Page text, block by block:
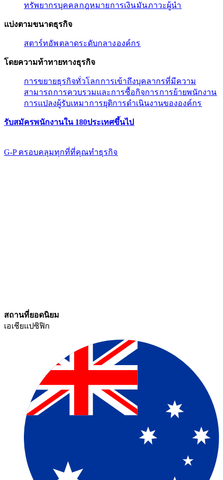
ทรัพยากรบุคคล​​กฎหมาย​​การเงิน​​มัน​​ภาวะผู้นํา​​
แบ่งตามขนาดธุรกิจ​​
สตาร์ทอัพ​​ตลาดระดับกลาง​​องค์กร​​
โดยความท้าทายทางธุรกิจ​​
การขยายธุรกิจทั่วโลก​​การเข้าถึงบุคลากรที่มีความ
สามารถ​​การควบรวมและการซื้อกิจการ​​การย้ายพนักงาน​​
การแปลงผู้รับเหมา​​การยุติการดำเนินงานขององค์กร​​
รับสมัครพนักงานใน 180ประเทศขึ้นไป​​
G-P ครอบคลุมทุกที่ที่คุณทําธุรกิจ​​
สถานที่ยอดนิยม​​
เอเชียแปซิฟิก​​